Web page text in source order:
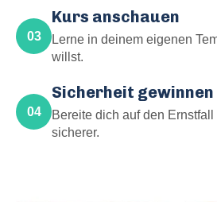
03
Kurs anschauen
Lerne in deinem eigenen
willst.
04
Sicherheit gewinnen
Bereite dich auf den
sicherer.